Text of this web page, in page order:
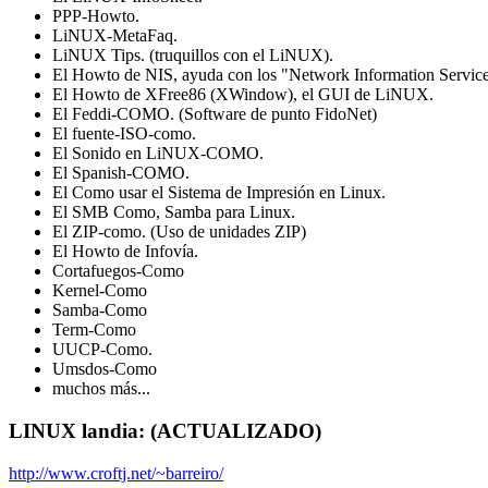
PPP-Howto.
LiNUX-MetaFaq.
LiNUX Tips. (truquillos con el LiNUX).
El Howto de NIS, ayuda con los "Network Information
El Howto de XFree86 (XWindow), el GUI de LiNUX.
El Feddi-COMO. (Software de punto FidoNet)
El fuente-ISO-como.
El Sonido en LiNUX-COMO.
El Spanish-COMO.
El Como usar el Sistema de Impresión en Linux.
El SMB Como, Samba para Linux.
El ZIP-como. (Uso de unidades ZIP)
El Howto de Infovía.
Cortafuegos-Como
Kernel-Como
Samba-Como
Term-Como
UUCP-Como.
Umsdos-Como
muchos más...
LINUX landia: (ACTUALIZADO)
http://www.croftj.net/~barreiro/